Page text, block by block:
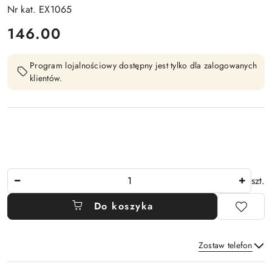
Nr kat. EX1065
cena:
146.00
Program lojalnościowy dostępny jest tylko dla zalogowanych
klientów.
szt.
Do koszyka
Zostaw telefon